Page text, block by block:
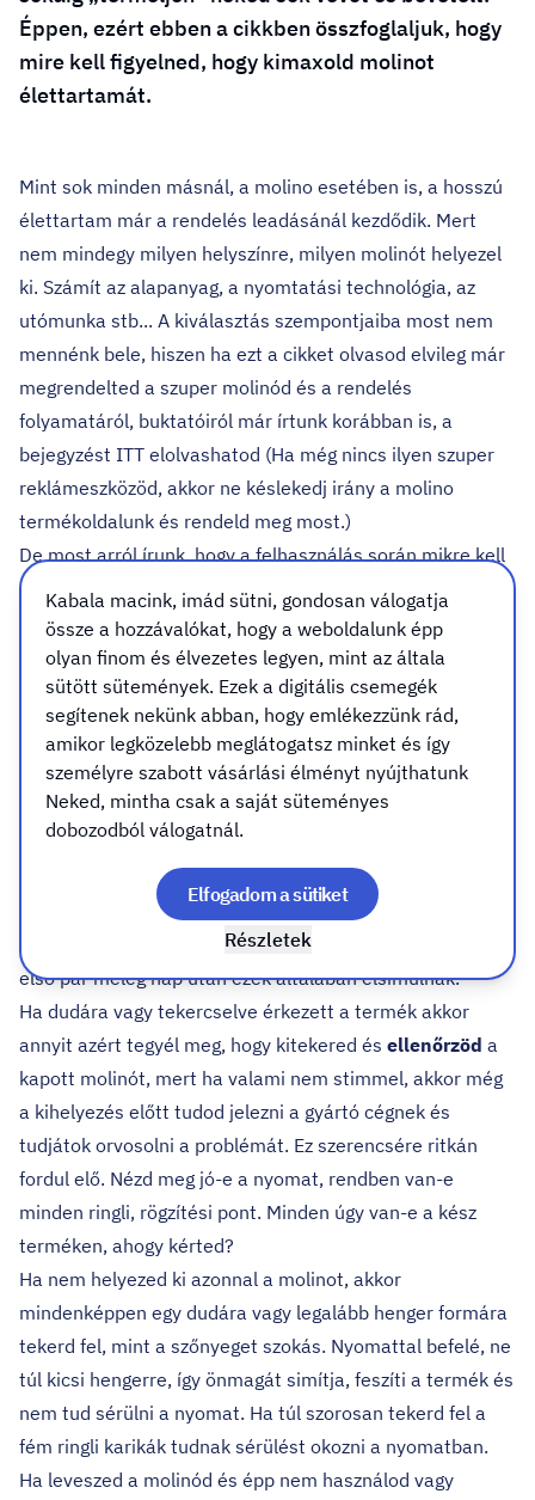
Éppen, ezért ebben a cikkben összfoglaljuk, hogy
mire kell figyelned, hogy kimaxold molinot
élettartamát.
Mint sok minden másnál, a molino esetében is, a hosszú
élettartam már a rendelés leadásánál kezdődik. Mert
nem mindegy milyen helyszínre, milyen molinót helyezel
ki. Számít az alapanyag, a nyomtatási technológia, az
utómunka stb... A kiválasztás szempontjaiba most nem
mennénk bele, hiszen ha ezt a cikket olvasod elvileg már
megrendelted a szuper molinód és a rendelés
folyamatáról, buktatóiról már írtunk korábban is, a
bejegyzést ITT elolvashatod (Ha még nincs ilyen szuper
reklámeszközöd, akkor ne késlekedj irány a molino
termékoldalunk és rendeld meg most.)
De most arról írunk, hogy a felhasználás során mikre kell
ügyelned. Jöjjön tehát pár jó tanács!
1. Tárolás
Megérkezett a molinod, amennyiben nem hengerre
tekerve érkezett (mert mondjuk nagy méretű) hanem
hajtva, akkor lényeges, hogy azonnalkicsomagold
Mivel 90%-ban pvc alapanyagot használunk a molinók
gyártáshoz akkor sem kell aggódnod, ha kisebb hajtás
vonalakat látsz a molinon, ezek a csomagolás miatt
keletkeznek. A kihelyezés során a feszítés hatására és az
első pár meleg nap után ezek általában elsímulnak.
Ha dudára vagy tekercselve érkezett a termék akkor
annyit azért tegyél meg, hogy kitekered és ellenőrzöd a
kapott molinót, mert ha valami nem stimmel, akkor még
a kihelyezés előtt tudod jelezni a gyártó cégnek és
tudjátok orvosolni a problémát. Ez szerencsére ritkán
fordul elő. Nézd meg jó-e a nyomat, rendben van-e
minden ringli, rögzítési pont. Minden úgy van-e a kész
terméken, ahogy kérted?
Ha nem helyezed ki azonnal a molinot, akkor
mindenképpen egy dudára vagy legalább henger formára
tekerd fel, mint a szőnyeget szokás. Nyomattal befelé, ne
túl kicsi hengerre, így önmagát simítja, feszíti a termék és
nem tud sérülni a nyomat. Ha túl szorosan tekerd fel a
fém ringli karikák tudnak sérülést okozni a nyomatban.
Ha leveszed a molinód és épp nem használod vagy
Kabala macink, imád sütni, gondosan válogatja
össze a hozzávalókat, hogy a weboldalunk épp
olyan finom és élvezetes legyen, mint az általa
sütött sütemények. Ezek a digitális csemegék
segítenek nekünk abban, hogy emlékezzünk rád,
amikor legközelebb meglátogatsz minket és így
személyre szabott vásárlási élményt nyújthatunk
Neked, mintha csak a saját süteményes
dobozodból válogatnál.
Részletek
Elfogadom a sütiket